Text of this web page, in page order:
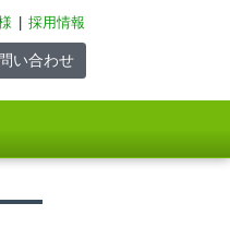
採用情報
い合わせ